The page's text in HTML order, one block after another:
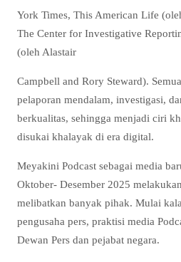
York Times, This American Life
The Center for Investigative
(oleh Alastair
Campbell and Rory Steward).
pelaporan mendalam, investigasi,
berkualitas, sehingga menjadi ciri
disukai khalayak di era digital.
Meyakini Podcast sebagai media
Oktober- Desember 2025
melibatkan banyak pihak. Mulai
pengusaha pers, praktisi media
Dewan Pers dan pejabat negara.